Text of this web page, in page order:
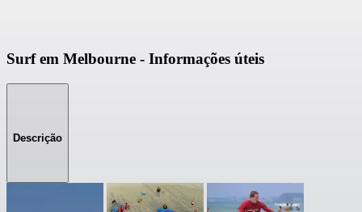
Surf em Melbourne - Informações úteis
Descrição